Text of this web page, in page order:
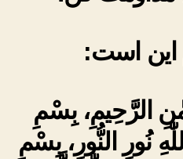
این است:
الرَّحِيمِ، بِسْمِ
نُورِ النُّورِ، بِسْمِ